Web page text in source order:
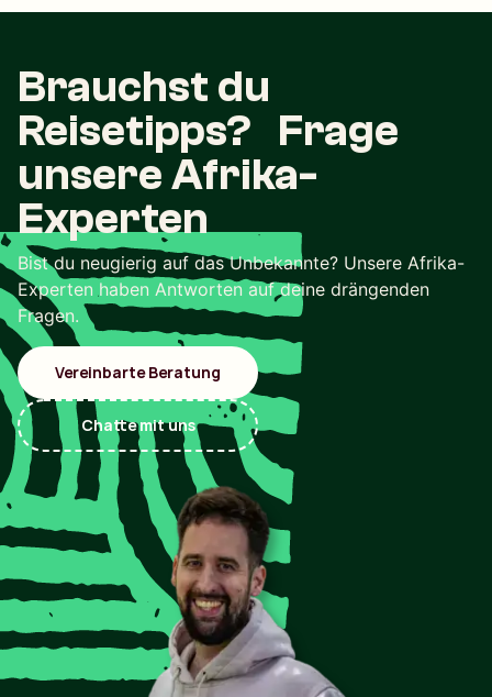
Brauchst du
Reisetipps? Frage
unsere Afrika-
Experten
Bist du neugierig auf das Unbekannte? Unsere Afrika-
Experten haben Antworten auf deine drängenden
Fragen.
Vereinbarte Beratung
Chatte mit uns